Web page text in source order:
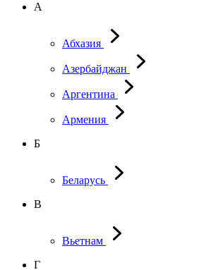
А
Абхазия
Азербайджан
Аргентина
Армения
Б
Беларусь
В
Вьетнам
Г